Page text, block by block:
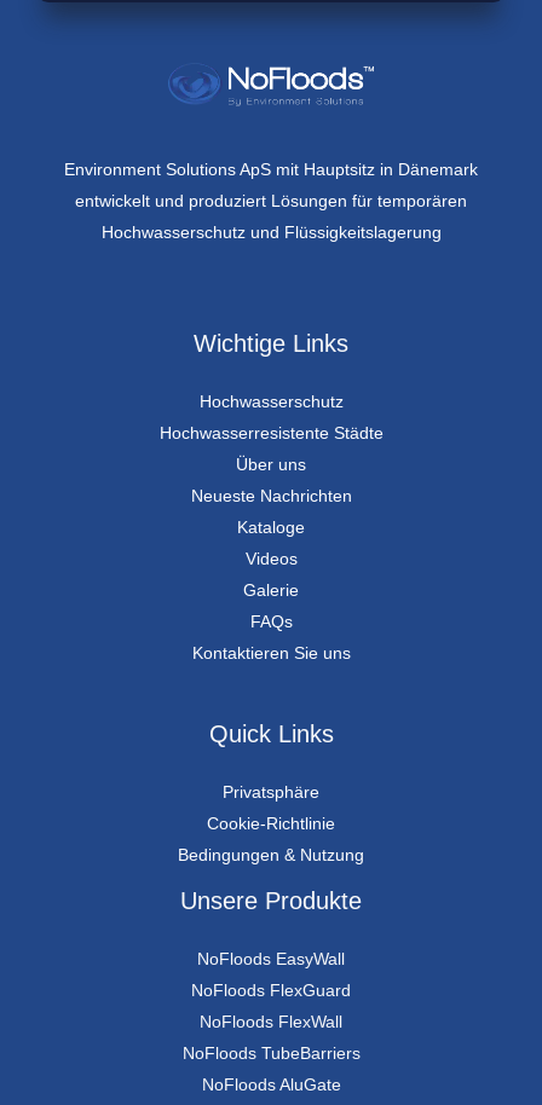
Environment Solutions ApS mit Hauptsitz in Dänemark
entwickelt und produziert Lösungen für temporären
Hochwasserschutz und Flüssigkeitslagerung
Wichtige Links
Hochwasserschutz
Hochwasserresistente Städte
Über uns
Neueste Nachrichten
Kataloge
Videos
Galerie
FAQs
Kontaktieren Sie uns
Quick Links
Privatsphäre
Cookie-Richtlinie
Bedingungen & Nutzung
Unsere Produkte
NoFloods EasyWall
NoFloods FlexGuard
NoFloods FlexWall
NoFloods TubeBarriers
NoFloods AluGate